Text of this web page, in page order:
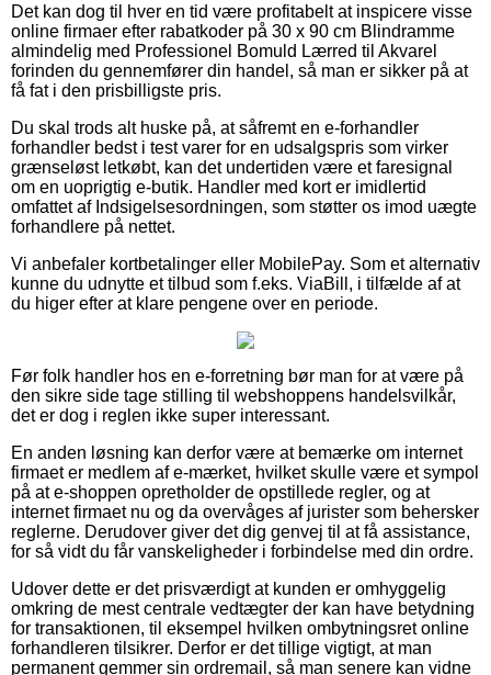
Det kan dog til hver en tid være profitabelt at inspicere visse
online firmaer efter rabatkoder på 30 x 90 cm Blindramme
almindelig med Professionel Bomuld Lærred til Akvarel
forinden du gennemfører din handel, så man er sikker på at
få fat i den prisbilligste pris.
Du skal trods alt huske på, at såfremt en e-forhandler
forhandler bedst i test varer for en udsalgspris som virker
grænseløst letkøbt, kan det undertiden være et faresignal
om en uoprigtig e-butik. Handler med kort er imidlertid
omfattet af Indsigelsesordningen, som støtter os imod uægte
forhandlere på nettet.
Vi anbefaler kortbetalinger eller MobilePay. Som et alternativ
kunne du udnytte et tilbud som f.eks. ViaBill, i tilfælde af at
du higer efter at klare pengene over en periode.
Før folk handler hos en e-forretning bør man for at være på
den sikre side tage stilling til webshoppens handelsvilkår,
det er dog i reglen ikke super interessant.
En anden løsning kan derfor være at bemærke om internet
firmaet er medlem af e-mærket, hvilket skulle være et sympol
på at e-shoppen opretholder de opstillede regler, og at
internet firmaet nu og da overvåges af jurister som behersker
reglerne. Derudover giver det dig genvej til at få assistance,
for så vidt du får vanskeligheder i forbindelse med din ordre.
Udover dette er det prisværdigt at kunden er omhyggelig
omkring de mest centrale vedtægter der kan have betydning
for transaktionen, til eksempel hvilken ombytningsret online
forhandleren tilsikrer. Derfor er det tillige vigtigt, at man
permanent gemmer sin ordremail, så man senere kan vidne